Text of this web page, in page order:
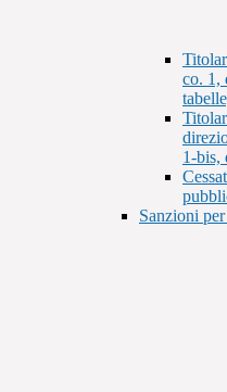
co. 1,
1-bis,
Sanzioni